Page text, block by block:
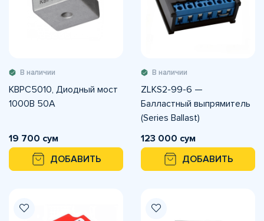
В наличии
KBPC5010, Диодный мост
1000В 50A
19 700 сум
ДОБАВИТЬ
В наличии
ZLKS2-99-6 —
Балластный выпрямитель
(Series Ballast)
123 000 сум
ДОБАВИТЬ